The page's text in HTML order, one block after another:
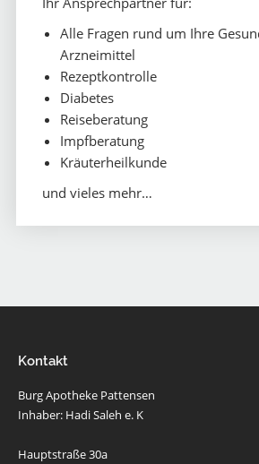
Alle Fragen rund um Ihre
Arzneimittel
Rezeptkontrolle
Diabetes
Reiseberatung
Impfberatung
Kräuterheilkunde
und vieles mehr…
Kontakt
Burg Apotheke Pattensen
Inhaber: Hadi Saleh e. K
Hauptstraße 30a